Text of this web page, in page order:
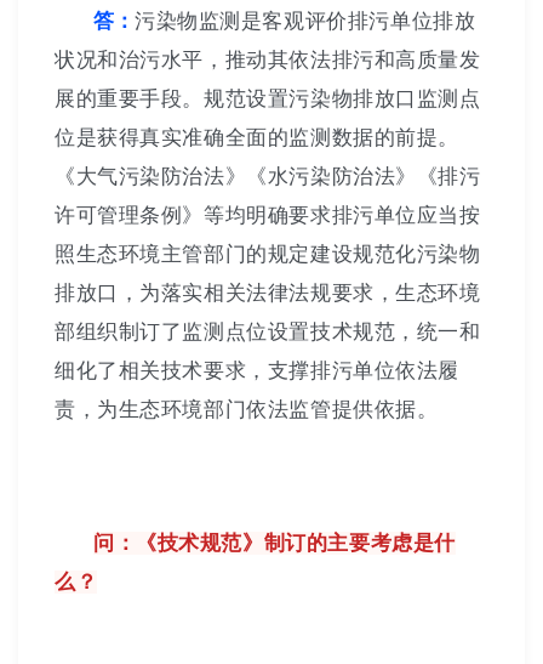
答： 污染物监测是客观评价排污单位排放
状况和治污水平，推动其依法排污和高质量发
展的重要手段。规范设置污染物排放口监测点
位是获得真实准确全面的监测数据的前提。
《大气污染防治法》《水污染防治法》《排污
许可管理条例》等均明确要求排污单位应当按
照生态环境主管部门的规定建设规范化污染物
排放口，为落实相关法律法规要求，生态环境
部组织制订了监测点位设置技术规范，统一和
细化了相关技术要求，支撑排污单位依法履
责，为生态环境部门依法监管提供依据。
问：《技术规范》制订的主要考虑是什
么？